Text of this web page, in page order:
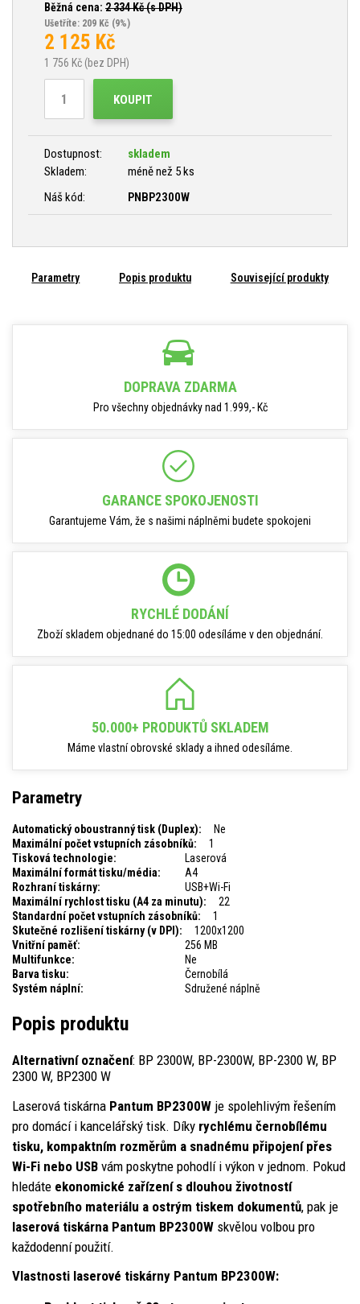
Běžná cena: 2 334Kč (s DPH)
Ušetříte: 209 Kč (9%)
2 125 Kč
1 756 Kč (bez DPH)
KOUPIT
Dostupnost:
skladem
Skladem:
méně než 5 ks
Náš kód:
PNBP2300W
Parametry Popis produktu Související produkty
DOPRAVA ZDARMA
Pro všechny objednávky nad 1.999,- Kč
GARANCE SPOKOJENOSTI
Garantujeme Vám, že s našimi náplněmi budete spokojeni
RYCHLÉ DODÁNÍ
Zboží skladem objednané do 15:00 odesíláme v den objednání.
50.000+ PRODUKTŮ SKLADEM
Máme vlastní obrovské sklady a ihned odesíláme.
Parametry
Automatický oboustranný tisk (Duplex):
Ne
Maximální počet vstupních zásobníků:
1
Tisková technologie:
Laserová
Maximální formát tisku/média:
A4
Rozhraní tiskárny:
USB+Wi-Fi
Maximální rychlost tisku (A4 za minutu):
22
Standardní počet vstupních zásobníků:
1
Skutečné rozlišení tiskárny (v DPI):
1200x1200
Vnitřní paměť:
256 MB
Multifunkce:
Ne
Barva tisku:
Černobílá
Systém náplní:
Sdružené náplně
Popis produktu
Alternativní označení: BP 2300W, BP-2300W, BP-2300 W, BP
2300 W, BP2300 W
Laserová tiskárna Pantum BP2300W je spolehlivým řešením
pro domácí i kancelářský tisk. Díky rychlému černobílému
tisku, kompaktním rozměrům a snadnému připojení přes
Wi-Fi nebo USB vám poskytne pohodlí i výkon v jednom. Pokud
hledáte ekonomické zařízení s dlouhou životností
spotřebního materiálu a ostrým tiskem dokumentů, pak je
laserová tiskárna Pantum BP2300W skvělou volbou pro
každodenní použití.
Vlastnosti laserové tiskárny Pantum BP2300W: